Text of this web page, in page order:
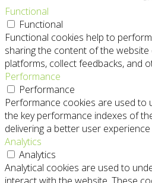
Functional
Functional
Functional cookies help to
sharing the content of the website
platforms, collect feedbacks, and
Performance
Performance
Performance cookies are used to
the key performance indexes of
delivering a better user
Analytics
Analytics
Analytical cookies are used to